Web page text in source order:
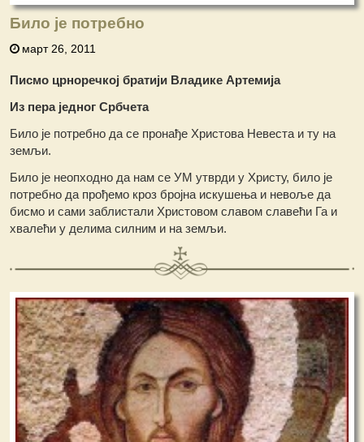
Било је потребно
март 26, 2011
Писмо црноречкој братији Владике Артемија
Из пера једног Србчета
Било је потребно да се пронађе Христова Невеста и ту на
земљи.
Било је неопходно да нам се УМ утврди у Христу, било је
потребно да прођемо кроз бројна искушења и невоље да
бисмо и сами заблистали Христовом славом славећи Га и
хвалећи у делима силним и на земљи.